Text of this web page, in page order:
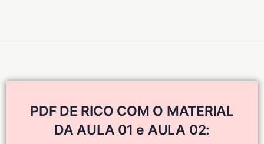
PDF DE RICO COM O MATERIAL
DA AULA 01 e AULA 02: